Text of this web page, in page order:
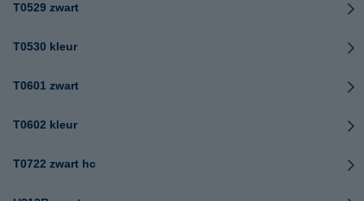
T0529 zwart
T0530 kleur
T0601 zwart
T0602 kleur
T0722 zwart hc